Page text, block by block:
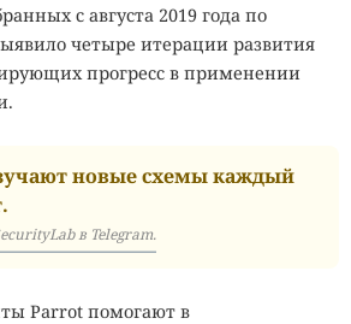
с августа 2019 года по
четыре итерации развития
прогресс в применении
новые схемы каждый
в Telegram.
Parrot помогают в